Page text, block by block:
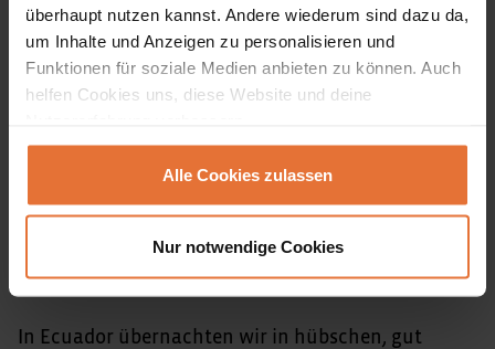
überhaupt nutzen kannst. Andere wiederum sind dazu da,
um Inhalte und Anzeigen zu personalisieren und
Funktionen für soziale Medien anbieten zu können. Auch
helfen Cookies uns, diese Website und deine
Alle Cookies zulassen
Nur notwendige Cookies
Transportmittel vor Ort
Fluginformationen
Länderinformation
Unterkünfte
In Ecuador übernachten wir in hübschen, gut